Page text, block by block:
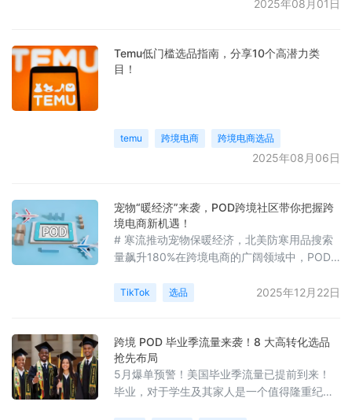
2025年08月01日
Temu低门槛选品指南，分享10个高潜力类
目！
temu 跨境电商 跨境电商选品
2025年08月06日
宠物“暖经济”来袭，POD跨境社区带你把握跨
境电商新机遇！
# 寒流推动宠物保暖经济，北美防寒用品搜索
量飙升180%在跨境电商的广阔领域中，POD
家们提供前沿的商业信息。近期，全球寒流天
业模式也有望在这一热潮中发挥独特优势。
TikTok 选品 2025年12月22日
跨境 POD 毕业季流量来袭！8 大高转化选品
抢先布局
5月爆单预警！美国毕业季流量已提前到来！
毕业，对于学生及其家人是一个值得隆重纪念